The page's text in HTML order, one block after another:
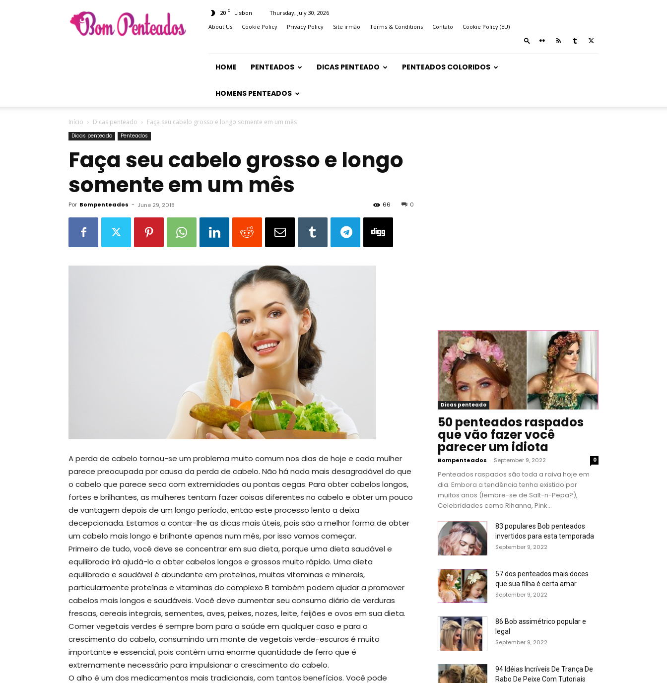
Penteados
20 C Lisbon
Thursday, July 30, 2026
About Us
Cookie Policy Privacy Policy Site irmão Terms & Conditions Contato Cookie Policy (EU)
HOME PENTEADOS DICAS PENTEADO PENTEADOS COLORIDOS
HOMENS PENTEADOS
Início Dicas penteado Faça seu cabelo grosso e longo somente em um mês
Dicas penteado Penteados
Faça seu cabelo grosso e longo
somente em um mês
Por Bompenteados - June 29, 2018 0
66
A perda de cabelo tornou-se um problema muito comum nos dias de hoje e cada mulher
parece preocupada por causa da perda de cabelo. Não há nada mais desagradável do que
o cabelo que parece seco com extremidades ou pontas cegas. Para obter cabelos longos,
fortes e brilhantes, as mulheres tentam fazer coisas diferentes no cabelo e obter um pouco
de vantagem depois de um longo período, então este processo lento a deixa
decepcionada. Estamos a contar-lhe as dicas mais úteis, pois são a melhor forma de obter
um cabelo mais longo e brilhante apenas num mês, por isso vamos começar.
Primeiro de tudo, você deve se concentrar em sua dieta, porque uma dieta saudável e
equilibrada irá ajudá-lo a obter cabelos longos e grossos muito rápido. Uma dieta
equilibrada e saudável é abundante em proteínas, muitas vitaminas e minerais,
particularmente proteínas e vitaminas do complexo B também podem ajudar a promover
cabelos mais longos e saudáveis. Você deve aumentar seu consumo diário de verduras
frescas, cereais integrais, sementes, aves, peixes, nozes, leite, feijões e ovos em sua dieta.
Comer vegetais verdes é sempre bom para a saúde em qualquer caso e para o
crescimento do cabelo, consumindo um monte de vegetais verde-escuros é muito
importante e essencial, pois contêm uma enorme quantidade de ferro que é
extremamente necessário para impulsionar o crescimento do cabelo.
O alho é um dos medicamentos mais tradicionais, com tantos benefícios. Você pode
Dicas penteado
50 penteados raspados
que vão fazer você
parecer um idiota
Bompenteados - September 9, 2022 0
Penteados raspados são toda a raiva hoje em
dia. Embora a tendência tenha existido por
muitos anos (lembre-se de Salt-n-Pepa?),
Celebridades como Rihanna, Pink...
83 populares Bob penteados
invertidos para esta temporada
September 9, 2022
57 dos penteados mais doces
que sua filha é certa amar
September 9, 2022
86 Bob assimétrico popular e
legal
September 9, 2022
94 Idéias Incríveis De Trança De
Rabo De Peixe Com Tutoriais